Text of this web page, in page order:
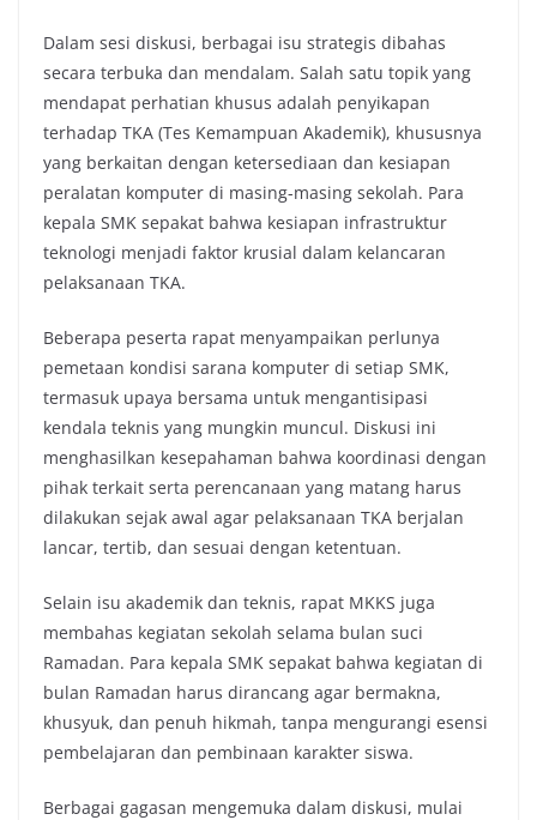
Dalam sesi diskusi, berbagai isu strategis dibahas
secara terbuka dan mendalam. Salah satu topik yang
mendapat perhatian khusus adalah penyikapan
terhadap TKA (Tes Kemampuan Akademik), khususnya
yang berkaitan dengan ketersediaan dan kesiapan
peralatan komputer di masing-masing sekolah. Para
kepala SMK sepakat bahwa kesiapan infrastruktur
teknologi menjadi faktor krusial dalam kelancaran
pelaksanaan TKA.
Beberapa peserta rapat menyampaikan perlunya
pemetaan kondisi sarana komputer di setiap SMK,
termasuk upaya bersama untuk mengantisipasi
kendala teknis yang mungkin muncul. Diskusi ini
menghasilkan kesepahaman bahwa koordinasi dengan
pihak terkait serta perencanaan yang matang harus
dilakukan sejak awal agar pelaksanaan TKA berjalan
lancar, tertib, dan sesuai dengan ketentuan.
Selain isu akademik dan teknis, rapat MKKS juga
membahas kegiatan sekolah selama bulan suci
Ramadan. Para kepala SMK sepakat bahwa kegiatan di
bulan Ramadan harus dirancang agar bermakna,
khusyuk, dan penuh hikmah, tanpa mengurangi esensi
pembelajaran dan pembinaan karakter siswa.
Berbagai gagasan mengemuka dalam diskusi, mulai